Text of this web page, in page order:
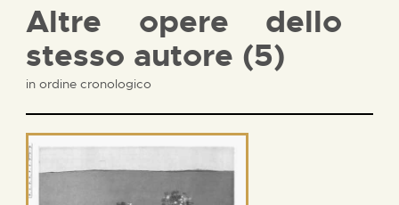
Altre opere dello
stesso autore (5)
in ordine cronologico